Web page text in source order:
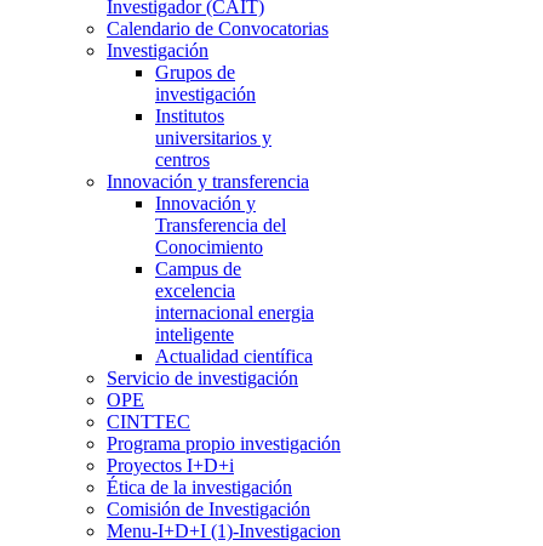
Investigador (CAIT)
Calendario de Convocatorias
Investigación
Grupos de
investigación
Institutos
universitarios y
centros
Innovación y transferencia
Innovación y
Transferencia del
Conocimiento
Campus de
excelencia
internacional energia
inteligente
Actualidad científica
Servicio de investigación
OPE
CINTTEC
Programa propio investigación
Proyectos I+D+i
Ética de la investigación
Comisión de Investigación
Menu-I+D+I (1)-Investigacion